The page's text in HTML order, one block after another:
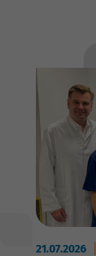
21.07.2026